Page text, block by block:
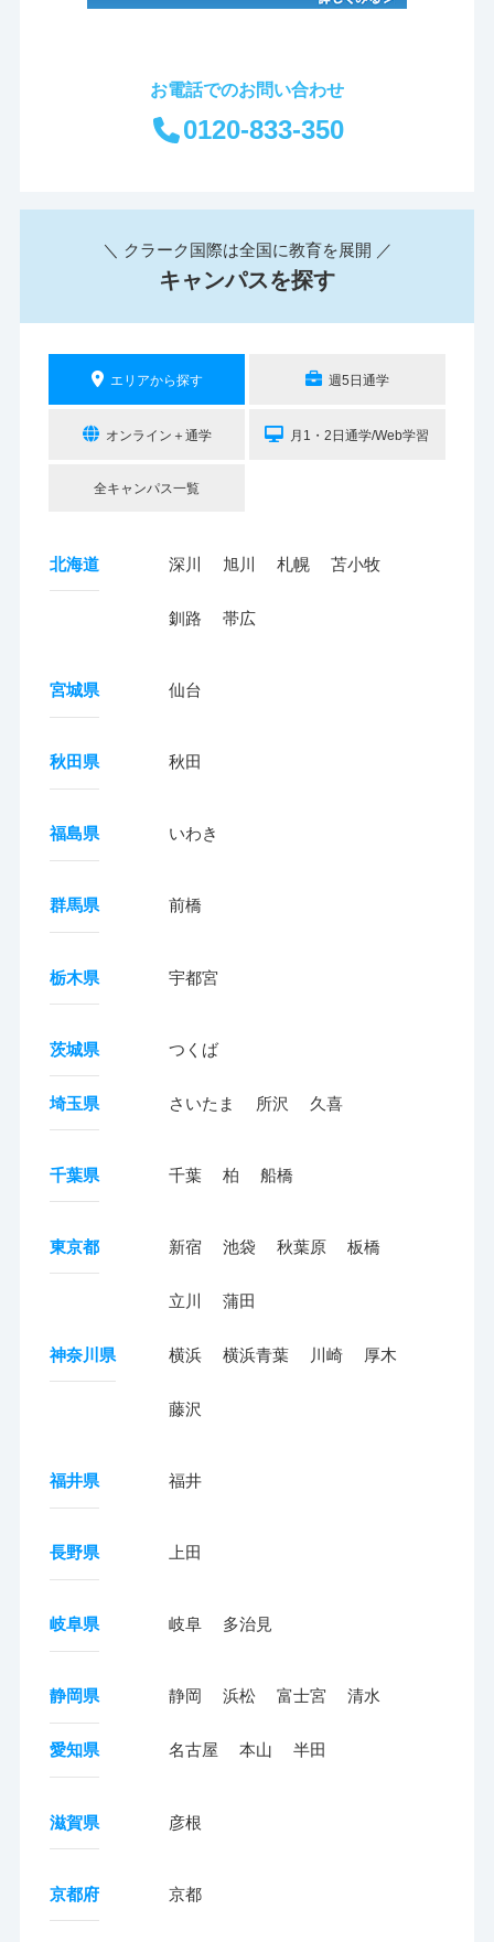
お電話でのお問い合わせ
0120-833-350
＼ クラーク国際は全国に教育を展開 ／
キャンパスを探す
エリアから探す 週5日通学
オンライン＋通学 月1・2日通学/Web学習
全キャンパス一覧
北海道 深川 旭川 札幌 苫小牧
釧路 帯広
宮城県 仙台
秋田県 秋田
福島県 いわき
群馬県 前橋
栃木県 宇都宮
茨城県 つくば
埼玉県 さいたま 所沢 久喜
千葉県 千葉 柏 船橋
東京都 新宿 池袋 秋葉原 板橋
立川 蒲田
神奈川県 横浜 横浜青葉 川崎 厚木
藤沢
福井県 福井
長野県 上田
岐阜県 岐阜 多治見
静岡県 静岡 浜松 富士宮 清水
愛知県 名古屋 本山 半田
滋賀県 彦根
京都府 京都